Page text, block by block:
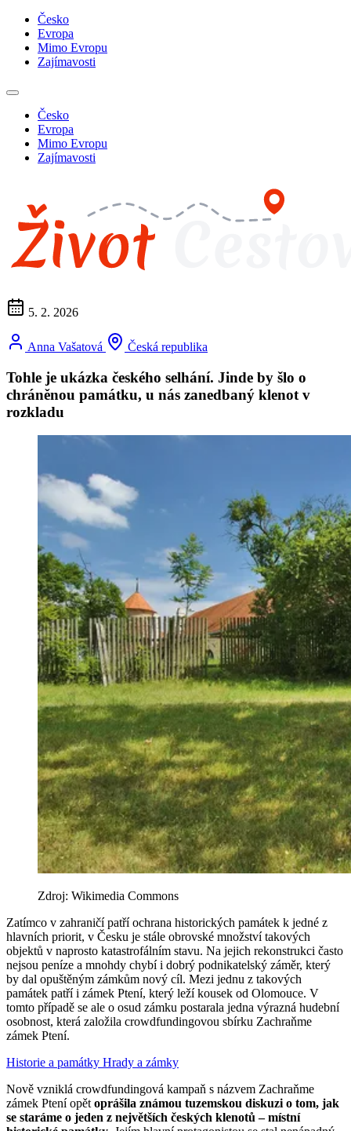
Česko
Evropa
Mimo Evropu
Zajímavosti
Česko
Evropa
Mimo Evropu
Zajímavosti
5. 2. 2026
Anna Vašatová Česká republika
Tohle je ukázka českého selhání. Jinde by šlo o
chráněnou památku, u nás zanedbaný klenot v
rozkladu
Zdroj: Wikimedia Commons
Zatímco v zahraničí patří ochrana historických památek k jedné z
hlavních priorit, v Česku je stále obrovské množství takových
objektů v naprosto katastrofálním stavu. Na jejich rekonstrukci často
nejsou peníze a mnohdy chybí i dobrý podnikatelský záměr, který
by dal opuštěným zámkům nový cíl. Mezi jednu z takových
památek patří i zámek Ptení, který leží kousek od Olomouce. V
tomto případě se ale o osud zámku postarala jedna výrazná hudební
osobnost, která založila crowdfundingovou sbírku Zachraňme
zámek Ptení.
Historie a památky Hrady a zámky
Nově vzniklá crowdfundingová kampaň s názvem Zachraňme
zámek Ptení opětoprášila známou tuzemskou diskuzi o tom, jak
se staráme o jeden z největších českých klenotů – místní